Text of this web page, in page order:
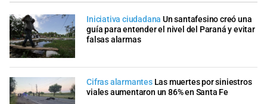
Iniciativa ciudadana Un santafesino creó una
guía para entender el nivel del Paraná y evitar
falsas alarmas
Cifras alarmantes Las muertes por siniestros
viales aumentaron un 86% en Santa Fe